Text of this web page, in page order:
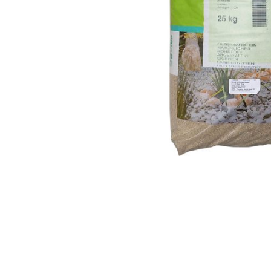
AKCIJA! Pločasti
materijali
Građevinski
materijali
Vodomaterijal